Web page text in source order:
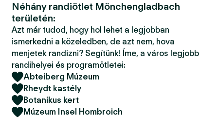
Néhány randiötlet Mönchengladbach
területén:
Azt már tudod, hogy hol lehet a legjobban
ismerkedni a közeledben, de azt nem, hova
menjetek randizni? Segítünk! Íme, a város legjobb
randihelyei és programötletei:
Abteiberg Múzeum
Rheydt kastély
Botanikus kert
Múzeum Insel Hombroich